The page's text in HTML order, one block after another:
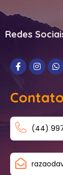
Redes
(44)